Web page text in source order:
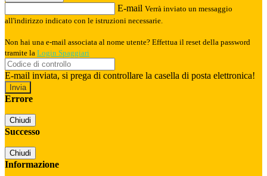
E-mail Verrà inviato un messaggio
all'indirizzo indicato con le istruzioni necessarie.
Non hai una e-mail associata al nome utente? Effettua il reset della password
tramite la Login Spaggiari
E-mail inviata, si prega di controllare la casella di posta elettronica!
Errore
Chiudi
Successo
Chiudi
Informazione